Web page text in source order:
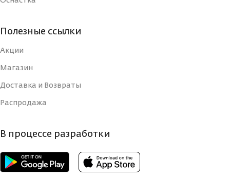
Полезные ссылки
Акции
Магазин
Доставка и Возвраты
Распродажа
В процессе разработки